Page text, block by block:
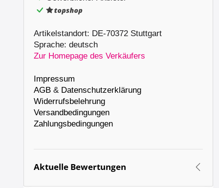
Artikelstandort: DE-70372 Stuttgart
Sprache: deutsch
Zur Homepage des Verkäufers
Impressum
AGB & Datenschutzerklärung
Widerrufsbelehrung
Versandbedingungen
Zahlungsbedingungen
Aktuelle Bewertungen